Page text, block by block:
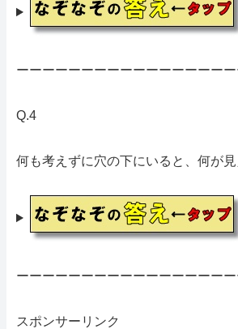
ーーーーーーーーーーーーーーーー
Q.4
何も考えずに穴の下にいると、何が見
ーーーーーーーーーーーーーーーー
スポンサーリンク